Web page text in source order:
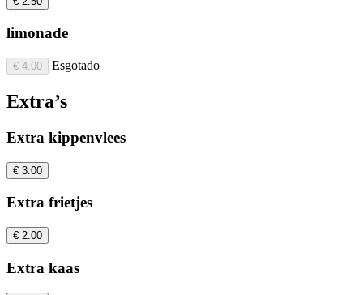
limonade
€ 4.00 Esgotado
Extra’s
Extra kippenvlees
€ 3.00
Extra frietjes
€ 2.00
Extra kaas